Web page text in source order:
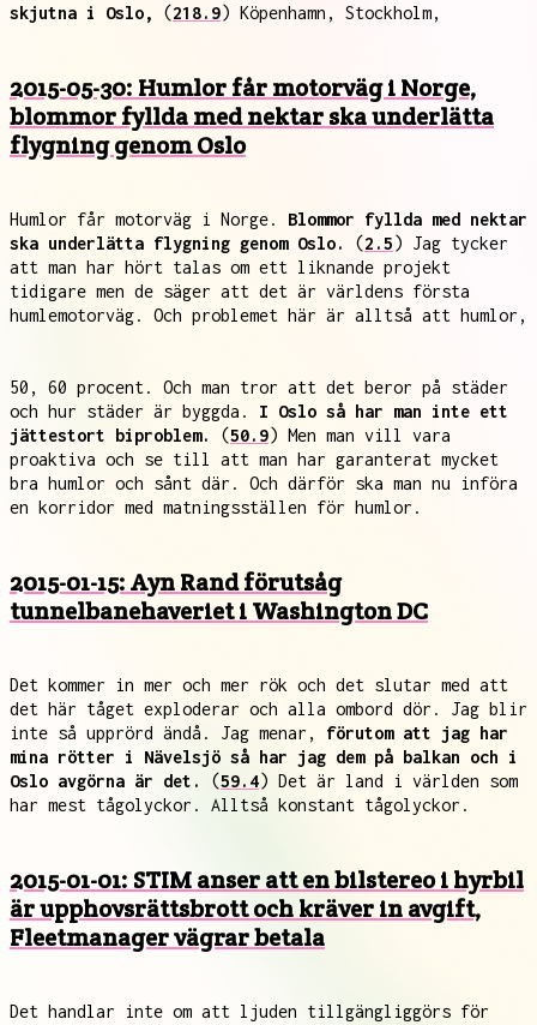
skjutna i Oslo,
(218.9) Köpenhamn, Stockholm,
2015-05-30: Humlor får motorväg i Norge,
blommor fyllda med nektar ska underlätta
flygning genom Oslo
Humlor får motorväg i Norge. Blommor fyllda med nektar
ska underlätta flygning genom Oslo.
(2.5) Jag tycker
att man har hört talas om ett liknande projekt
tidigare men de säger att det är världens första
humlemotorväg. Och problemet här är alltså att humlor,
50, 60 procent. Och man tror att det beror på städer
och hur städer är byggda. I Oslo så har man inte ett
jättestort biproblem.
(50.9) Men man vill vara
proaktiva och se till att man har garanterat mycket
bra humlor och sånt där. Och därför ska man nu införa
en korridor med matningsställen för humlor.
2015-01-15: Ayn Rand förutsåg
tunnelbanehaveriet i Washington DC
Det kommer in mer och mer rök och det slutar med att
det här tåget exploderar och alla ombord dör. Jag blir
inte så upprörd ändå. Jag menar, förutom att jag har
mina rötter i Nävelsjö så har jag dem på balkan och i
Oslo avgörna är det.
(59.4) Det är land i världen som
har mest tågolyckor. Alltså konstant tågolyckor.
2015-01-01: STIM anser att en bilstereo i hyrbil
är upphovsrättsbrott och kräver in avgift,
Fleetmanager vägrar betala
Det handlar inte om att ljuden tillgängliggörs för